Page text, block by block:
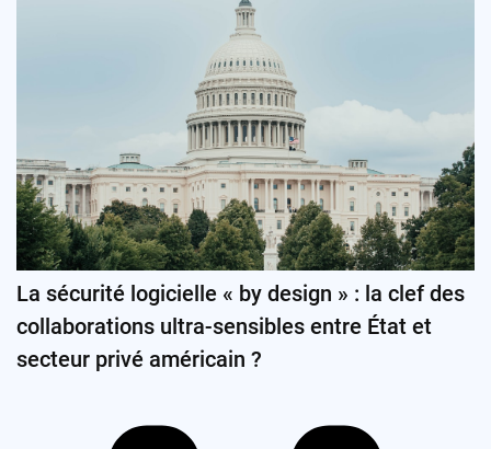
La sécurité logicielle « by design » : la clef des
collaborations ultra-sensibles entre État et
secteur privé américain ?